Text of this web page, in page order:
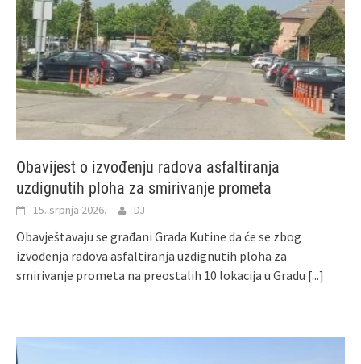
Obavijest o izvođenju radova asfaltiranja
uzdignutih ploha za smirivanje prometa
15. srpnja 2026. DJ
Obavještavaju se građani Grada Kutine da će se zbog
izvođenja radova asfaltiranja uzdignutih ploha za
smirivanje prometa na preostalih 10 lokacija u Gradu [...]